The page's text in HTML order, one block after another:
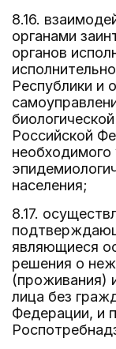
8.16.
органами
органов
Республики и
Российской
необходимого
населения;
8.17.
являющиеся
решения о
(проживания)
лица без
Федерации, и